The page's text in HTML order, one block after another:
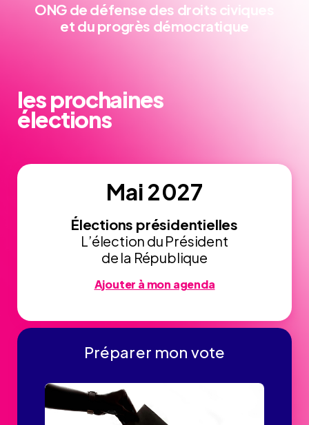
ONG de défense des droits civiques
et du progrès démocratique
les prochaines
élections
Mai 2027
Élections présidentielles
L’élection du Président
de la République
Ajouter à mon agenda
Préparer mon vote